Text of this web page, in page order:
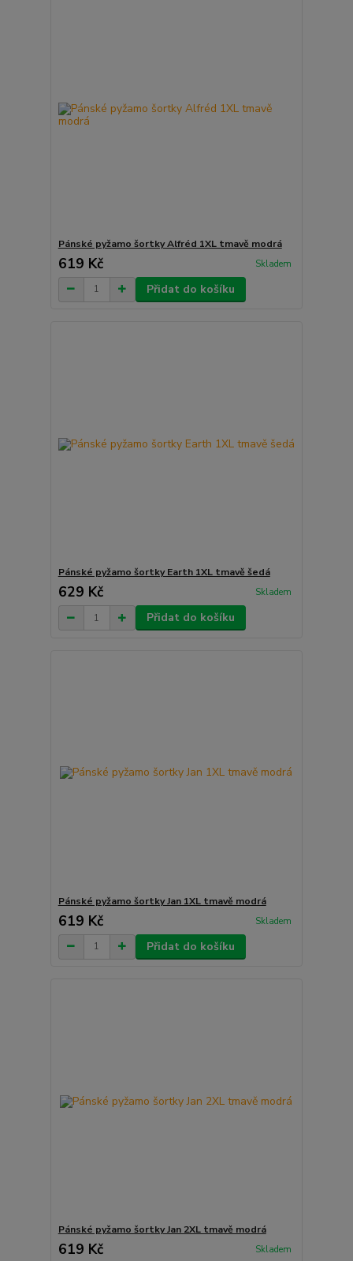
Pánské pyžamo šortky Alfréd 1XL tmavě modrá
619 Kč Skladem
Přidat do košíku
Pánské pyžamo šortky Earth 1XL tmavě šedá
629 Kč Skladem
Přidat do košíku
Pánské pyžamo šortky Jan 1XL tmavě modrá
619 Kč Skladem
Přidat do košíku
Pánské pyžamo šortky Jan 2XL tmavě modrá
619 Kč Skladem